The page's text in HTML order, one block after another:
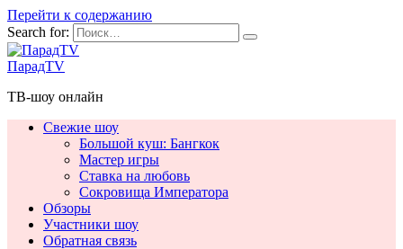
Перейти к содержанию
Search for:
ПарадTV
ТВ-шоу онлайн
Свежие шоу
Большой куш: Бангкок
Мастер игры
Ставка на любовь
Сокровища Императора
Обзоры
Участники шоу
Обратная связь